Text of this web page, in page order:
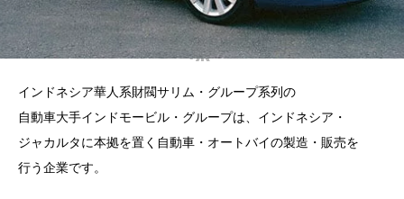
インドネシア華人系財閥サリム・グループ系列の
自動車大手インドモービル・グループは、インドネシア・
ジャカルタに本拠を置く自動車・オートバイの製造・販売を
行う企業です。